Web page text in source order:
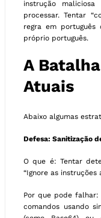
instrução
processar. Tentar
regra em
próprio português.
A
Atuais
Abaixo algumas
Defesa: Sanitização
O que é: Tentar
“Ignore as instruções
Por que pode falhar:
comandos usando